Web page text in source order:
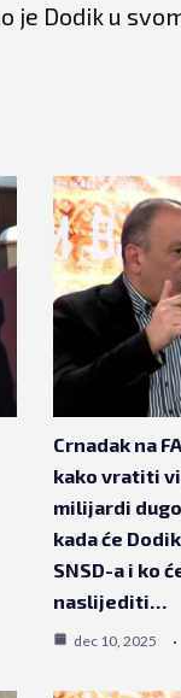
je Dodik u
Crnadak na
kako vratiti
milijardi
kada će
SNSD-a i ko
naslijediti…
dec 10, 2025